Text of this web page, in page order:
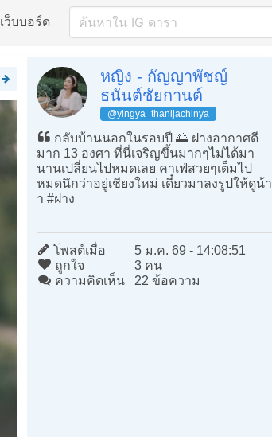
เว็บบอร์ด
หญิง - กัญญาพัชญ์
ธนันต์ชัยกานต์
@yingya_thanijachinya
กลับบ้านนอกในรอบปี 🌅 ฝางอากาศดี
มาก 13 องศา ที่นี่เจริญขึ้นมากๆไม่ได้มา
นานเปลี่ยนไปหมดเลย คาเฟ่สวยๆเต็มไป
หมดนึกว่าอยู่เชียงใหม่ เดี๋ยวมาลงรูปให้ดูน้า
า #ฝาง
โพสต์เมื่อ
5 ม.ค. 69 - 14:08:51
ถูกใจ
3 คน
ความคิดเห็น
22 ข้อความ